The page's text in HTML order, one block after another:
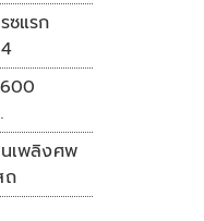
ซแรก
นเพลิงศพ
ถ